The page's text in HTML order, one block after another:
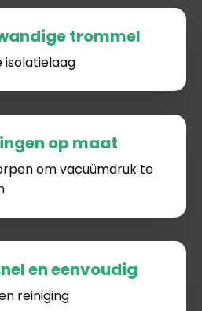
trommel
isolatielaag
op maat
om vacuümdruk te
en eenvoudig
reiniging